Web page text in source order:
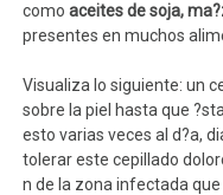
comoaceites de soja,
presentes en muchos
Visualiza lo siguiente: un
sobre la piel hasta que
esto varias veces al d?a,
tolerar este cepillado
n de la zona infectada